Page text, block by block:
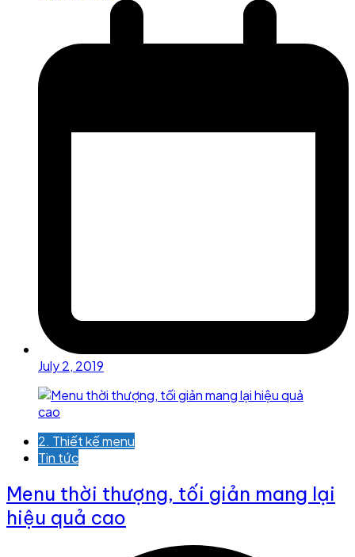
July 2, 2019
2. Thiết kế menu
Tin tức
Menu thời thượng, tối giản mang lại
hiệu quả cao